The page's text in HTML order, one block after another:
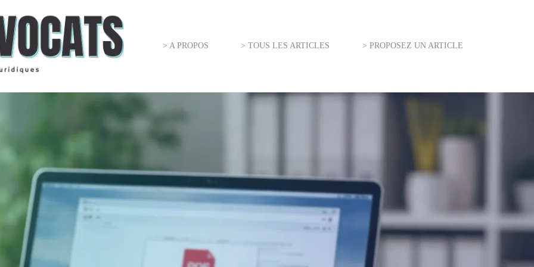
> A PROPOS > TOUS LES ARTICLES > PROPOSEZ UN ARTICLE